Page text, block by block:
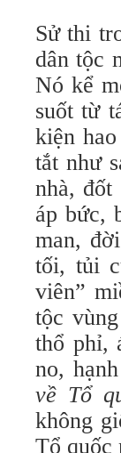
Sử thi
dân tộc
Nó kể
suốt từ
kiện
tắt như
nhà, đốt
áp bức,
man,
tối, tủi
viên”
tộc
thổ phỉ,
no,
về Tổ
không
Tổ quốc